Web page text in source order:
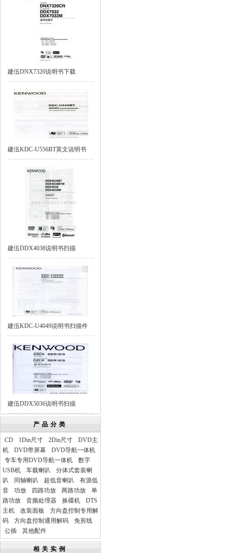
建伍DNX7320说明书下载
建伍KDC-U556BT英文说明书
建伍DDX4038说明书扫描
建伍KDC-U4049说明书扫描件
建伍DDX5036说明书扫描
产品分类
CD 1Din尺寸 2Din尺寸
DVD主
机
DVD带屏幕
DVD导航一体机
专车专用DVD导航一体机
数字
USB机
车载喇叭
分体式套装喇
叭
同轴喇叭 超低音喇叭
有源低
音
功放 四路功放 两路功放
单
路功放
音频处理器 换碟机
DTS
主机
改装面板
方向盘控制专用解
码
方向盘控制通用解码
免剪线
公插
其他配件
相关实例